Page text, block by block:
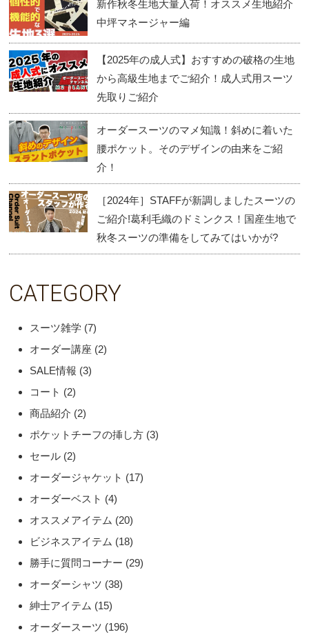
新作秋冬生地大量入荷！オススメ生地紹介
中坪マネージャー編
【2025年の成人式】おすすめの破格の生地
から高級生地までご紹介！成人式用スーツ
先取りご紹介
オーダースーツのマメ知識！斜めに着いた
腰ポケット。そのデザインの由来をご紹
介！
［2024年］STAFFが新調しましたスーツの
ご紹介!葛利毛織のドミンクス！国産生地で
秋冬スーツの準備をしてみてはいかが?
CATEGORY
スーツ雑学 (7)
オーダー講座 (2)
SALE情報 (3)
コート (2)
商品紹介 (2)
ポケットチーフの挿し方 (3)
セール (2)
オーダージャケット (17)
オーダーベスト (4)
オススメアイテム (20)
ビジネスアイテム (18)
勝手に質問コーナー (29)
オーダーシャツ (38)
紳士アイテム (15)
オーダースーツ (196)